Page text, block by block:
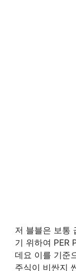
저 블블은 보통
기 위하여 PER
데요 이를 기준
주식이 비싼지